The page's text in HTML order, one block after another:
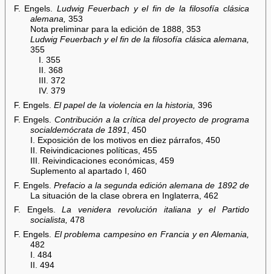
F. Engels. Ludwig Feuerbach y el fin de la filosofía clásica
alemana, 353
Nota preliminar para la edición de 1888, 353
Ludwig Feuerbach y el fin de la filosofía clásica alemana,
355
I. 355
II. 368
III. 372
IV. 379
F. Engels. El papel de la violencia en la historia, 396
F. Engels.Contribución a la crítica del proyecto de programa
socialdemócrata de 1891
, 450
I. Exposición de los motivos en diez párrafos, 450
II. Reivindicaciones políticas, 455
III. Reivindicaciones económicas, 459
Suplemento al apartado I, 460
F. Engels. Prefacio a la segunda edición alemana de 1892 de
La situación de la clase obrera en Inglaterra, 462
F. Engels.La venidera revolución italiana y el Partido
socialista, 478
F. Engels. El problema campesino en Francia y en Alemania,
482
I. 484
II. 494